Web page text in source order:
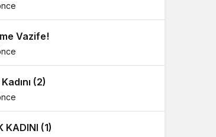
Vazife!
(2)
KADINI (1)